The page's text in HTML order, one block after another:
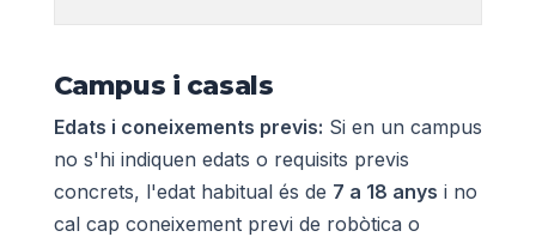
Campus i casals
Edats i coneixements previs: Si en un campus
no s'hi indiquen edats o requisits previs
concrets, l'edat habitual és de 7 a 18 anys i no
cal cap coneixement previ de robòtica o